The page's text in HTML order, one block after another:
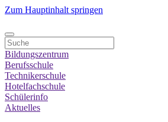
Zum Hauptinhalt springen
Bildungszentrum
Berufsschule
Technikerschule
Hotelfachschule
Schülerinfo
Aktuelles